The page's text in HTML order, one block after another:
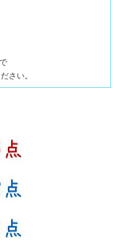
さい。